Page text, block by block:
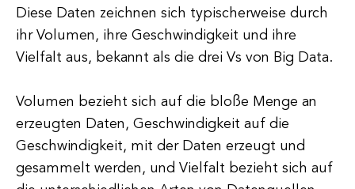
Diese Daten zeichnen sich typischerweise durch
ihr Volumen, ihre Geschwindigkeit und ihre
Vielfalt aus, bekannt als die drei Vs von Big Data.
Volumen bezieht sich auf die bloße Menge an
erzeugten Daten, Geschwindigkeit auf die
Geschwindigkeit, mit der Daten erzeugt und
gesammelt werden, und Vielfalt bezieht sich auf